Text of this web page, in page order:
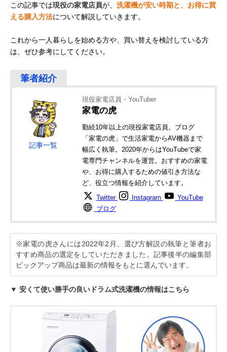
この記事では現役の家電店員が、 洗濯機が安い時期と、お得に買
える購入方法について解説していきます。
これから一人暮らしを始める方や、買い替えを検討している方
は、ぜひ参考にしてください。
記事一覧
現役家電店員・YouTuber
家電の虎
勤続10年以上の現役家電店員。ブログ
「家電の虎」で生活家電からAV機器まで
幅広く執筆。2020年からはYouTubeで家
電専門チャンネルを運営。おすすめの家電
や、お得に購入するための値引き方法な
ど、役立つ情報を紹介しています。
Twitter Instagram
YouTube
ブログ
※家電の虎さんには2022年2月、選び方解説の執筆と筆者お
すすめ商品の選定をしていただきました。記事後半の編集部
ピックアップ商品は最新の情報をもとに選んでいます。
▼ 安くて使い勝手の良いドラム式洗濯機の情報はこちら